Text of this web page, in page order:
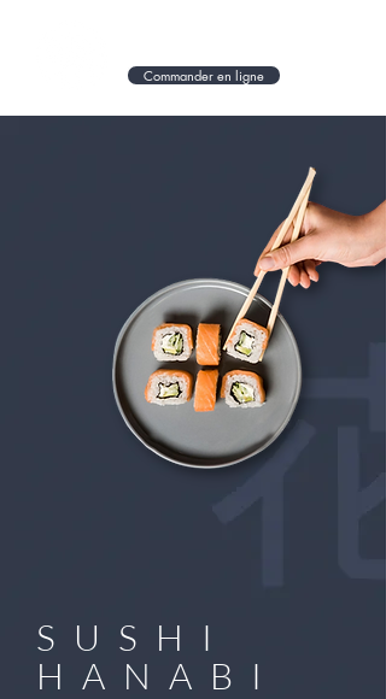
Commander en ligne
SUSHI
HANABI